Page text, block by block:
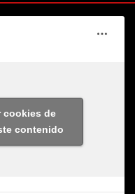
cookies de
contenido